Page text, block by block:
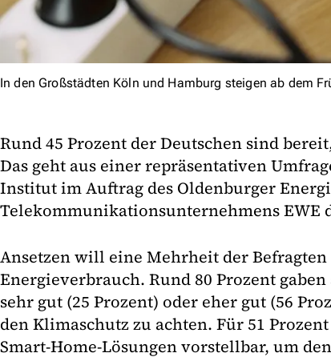
In den Großstädten Köln und Hamburg steigen ab dem
Rund 45 Prozent der Deutschen sind
Das geht aus einer repräsentativen
Institut im Auftrag des Oldenburger
Telekommunikationsunternehmens EWE
Ansetzen will eine Mehrheit der
Energieverbrauch. Rund 80 Prozent
sehr gut (25 Prozent) oder eher gut (56
den Klimaschutz zu achten. Für 51
Smart-Home-Lösungen vorstellbar, um